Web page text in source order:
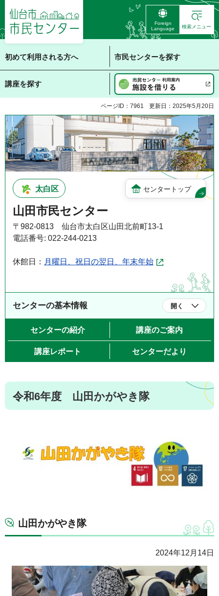
仙台市 市民センタ
ー
Foreign
Language
検索メニュー
初めて利用される方へ 市民センターを探す
講座を探す
ページID：7961 更新日：2025年5月20日
太白区 センタートップ
山田市民センター
〒982-0813 仙台市太白区山田北前町13-1
電話番号: 022-244-0213
休館日： 月曜日、祝日の翌日、年末年始
センターの基本情報 開く
センターの紹介 講座のご案内
講座レポート センターだより
令和6年度 山田かがやき隊
山田かがやき隊
2024年12月14日